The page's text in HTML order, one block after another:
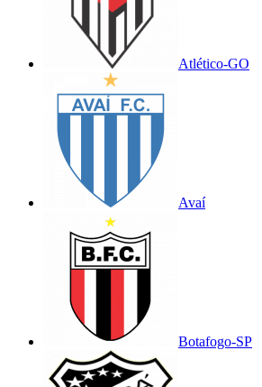
Atlético-GO
Avaí
Botafogo-SP